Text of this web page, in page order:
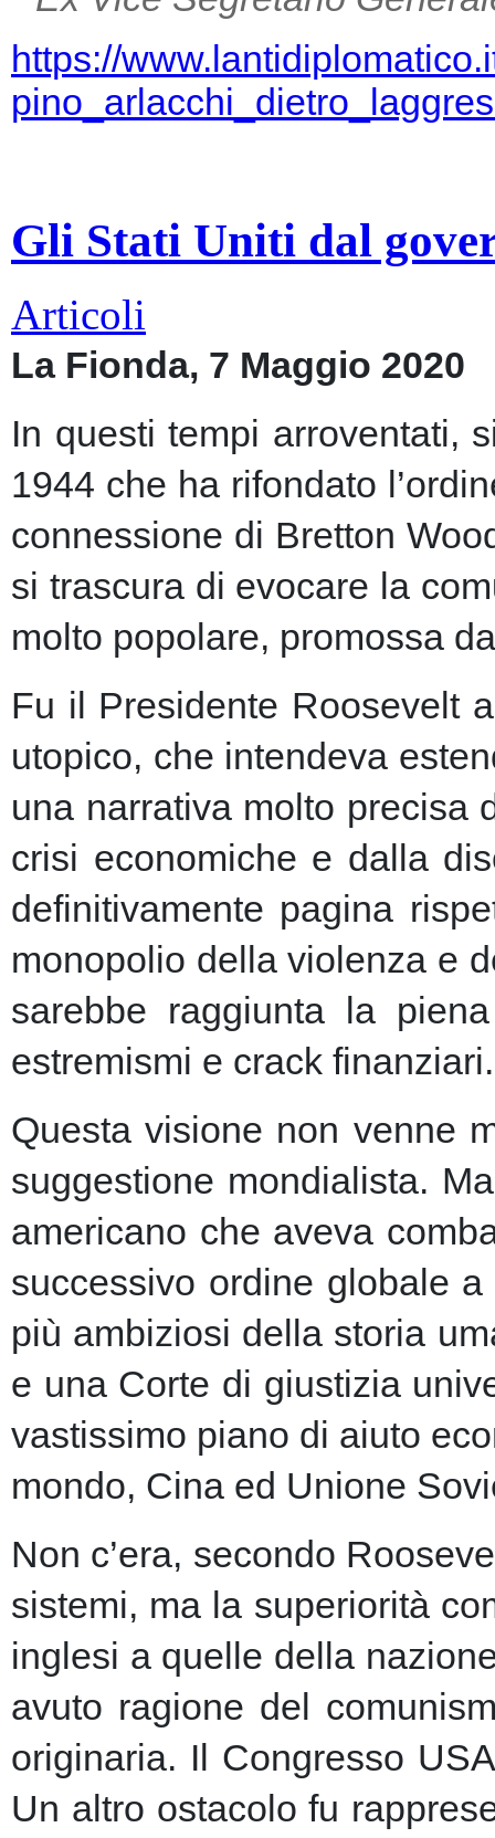
https://
Gli Stati Uniti dal
Articoli
La Fionda, 7 Maggio 2020
In questi tempi arroventati,
1944 che ha rifondato
connessione di Bretton
si trascura di evocare la
molto popolare, promossa
Fu il Presidente Roosevelt
utopico, che intendeva
una narrativa molto precisa
crisi economiche e dalla
definitivamente pagina
monopolio della violenza e
sarebbe raggiunta la
estremismi e crack finanziari.
Questa visione non venne
suggestione mondialista.
americano che aveva
successivo ordine globale
più ambiziosi della storia
e una Corte di giustizia
vastissimo piano di aiuto
mondo, Cina ed Unione
Non c’era, secondo
sistemi, ma la superiorità
inglesi a quelle della
avuto ragione del
originaria. Il Congresso
Un altro ostacolo fu